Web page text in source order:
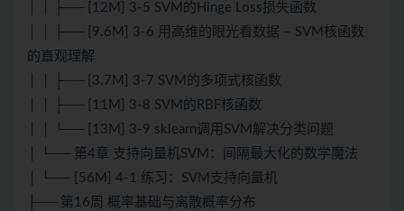
│ │ ├── [12M] 3-5 SVM的Hinge Loss损失函数
│ │ ├── [9.6M] 3-6 用高维的眼光看数据 – SVM核函数
的直观理解
│ │ ├── [3.7M] 3-7 SVM的多项式核函数
│ │ ├── [11M] 3-8 SVM的RBF核函数
│ │ └── [13M] 3-9 sklearn调用SVM解决分类问题
│ └── 第4章 支持向量机SVM：间隔最大化的数学魔法
│ └── [56M] 4-1 练习：SVM支持向量机
├── 第16周 概率基础与离散概率分布